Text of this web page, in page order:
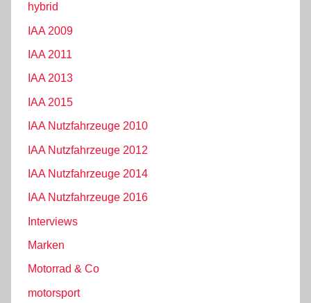
hybrid
IAA 2009
IAA 2011
IAA 2013
IAA 2015
IAA Nutzfahrzeuge 2010
IAA Nutzfahrzeuge 2012
IAA Nutzfahrzeuge 2014
IAA Nutzfahrzeuge 2016
Interviews
Marken
Motorrad & Co
motorsport